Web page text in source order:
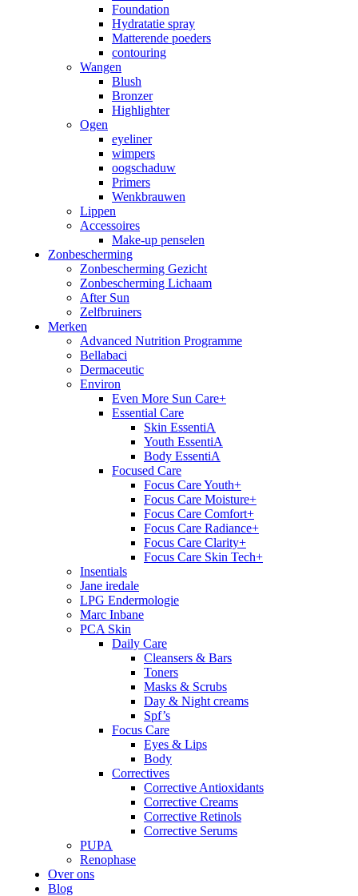
Foundation
Hydratatie spray
Matterende poeders
contouring
Wangen
Blush
Bronzer
Highlighter
Ogen
eyeliner
wimpers
oogschaduw
Primers
Wenkbrauwen
Lippen
Accessoires
Make-up penselen
Zonbescherming
Zonbescherming Gezicht
Zonbescherming Lichaam
After Sun
Zelfbruiners
Merken
Advanced Nutrition Programme
Bellabaci
Dermaceutic
Environ
Even More Sun Care+
Essential Care
Skin EssentiA
Youth EssentiA
Body EssentiA
Focused Care
Focus Care Youth+
Focus Care Moisture+
Focus Care Comfort+
Focus Care Radiance+
Focus Care Clarity+
Focus Care Skin Tech+
Insentials
Jane iredale
LPG Endermologie
Marc Inbane
PCA Skin
Daily Care
Cleansers & Bars
Toners
Masks & Scrubs
Day & Night creams
Spf’s
Focus Care
Eyes & Lips
Body
Correctives
Corrective Antioxidants
Corrective Creams
Corrective Retinols
Corrective Serums
PUPA
Renophase
Over ons
Blog